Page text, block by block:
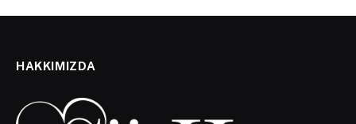
HAKKIMIZDA